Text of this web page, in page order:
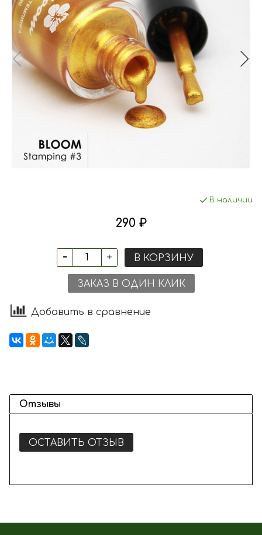
В наличии
290 ₽
В КОРЗИНУ
ЗАКАЗ В ОДИН КЛИК
Добавить в сравнение
Отзывы
ОСТАВИТЬ ОТЗЫВ